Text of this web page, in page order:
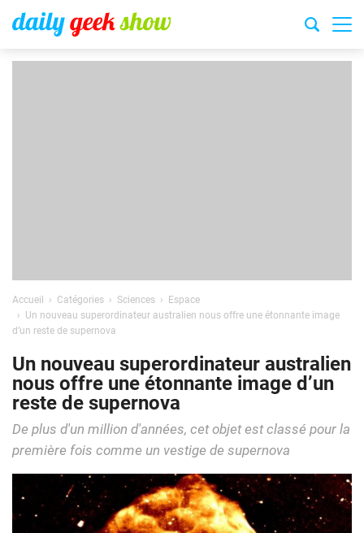
Accueil Catégories Sciences
Espace
Un nouveau superordinateur australien nous offre une étonnante image
d’un reste de supernova
Un nouveau superordinateur australien
nous offre une étonnante image d’un
reste de supernova
De plus d'un million d'années, cet objet est classé pour la
première fois comme un vestige de supernova